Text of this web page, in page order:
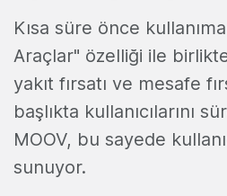
Kısa süre önce
Araçlar" özelliği ile birlikte
yakıt fırsatı ve mesafe
başlıkta kullanıcılarını
MOOV, bu sayede
sunuyor.